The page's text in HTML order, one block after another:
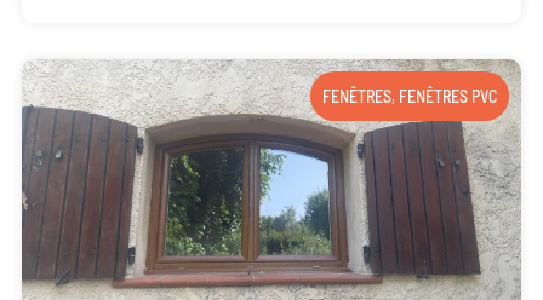
FENÊTRES, FENÊTRES PVC